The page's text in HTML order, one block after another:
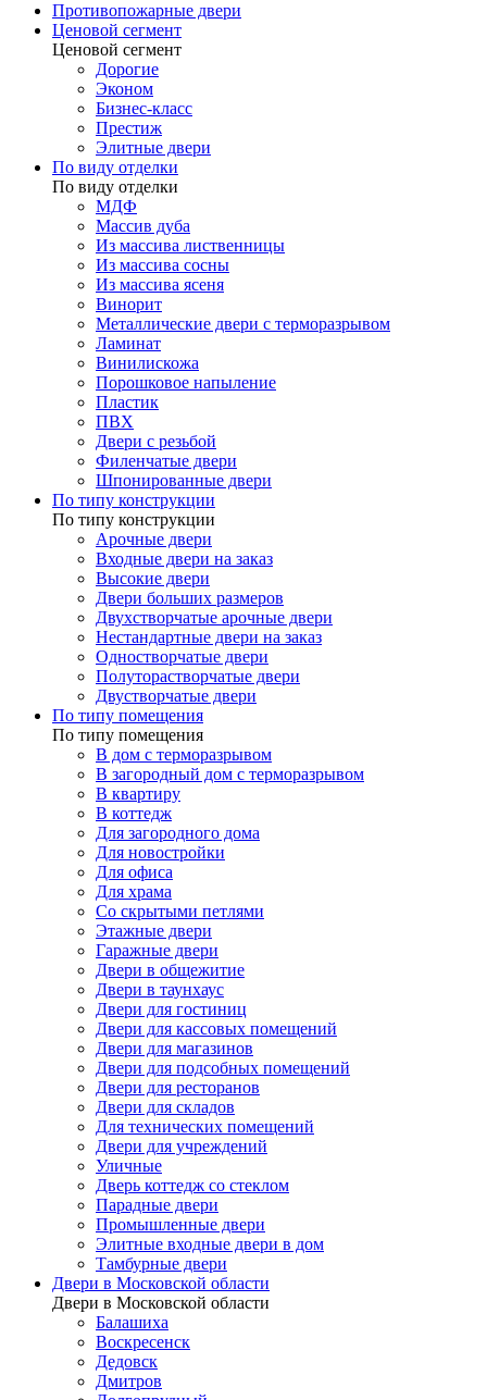
Противопожарные двери
Ценовой сегмент
Ценовой сегмент
Дорогие
Эконом
Бизнес-класс
Престиж
Элитные двери
По виду отделки
По виду отделки
МДФ
Массив дуба
Из массива лиственницы
Из массива сосны
Из массива ясеня
Винорит
Металлические двери с терморазрывом
Ламинат
Винилискожа
Порошковое напыление
Пластик
ПВХ
Двери с резьбой
Филенчатые двери
Шпонированные двери
По типу конструкции
По типу конструкции
Арочные двери
Входные двери на заказ
Высокие двери
Двери больших размеров
Двухстворчатые арочные двери
Нестандартные двери на заказ
Одностворчатые двери
Полуторастворчатые двери
Двустворчатые двери
По типу помещения
По типу помещения
В дом с терморазрывом
В загородный дом с терморазрывом
В квартиру
В коттедж
Для загородного дома
Для новостройки
Для офиса
Для храма
Со скрытыми петлями
Этажные двери
Гаражные двери
Двери в общежитие
Двери в таунхаус
Двери для гостиниц
Двери для кассовых помещений
Двери для магазинов
Двери для подсобных помещений
Двери для ресторанов
Двери для складов
Для технических помещений
Двери для учреждений
Уличные
Дверь коттедж со стеклом
Парадные двери
Промышленные двери
Элитные входные двери в дом
Тамбурные двери
Двери в Московской области
Двери в Московской области
Балашиха
Воскресенск
Дедовск
Дмитров